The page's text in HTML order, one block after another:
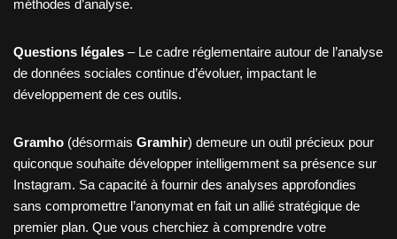
méthodes d’analyse.
Questions légales – Le cadre réglementaire autour de l’analyse
de données sociales continue d’évoluer, impactant le
développement de ces outils.
Gramho (désormais Gramhir) demeure un outil précieux pour
quiconque souhaite développer intelligemment sa présence sur
Instagram. Sa capacité à fournir des analyses approfondies
sans compromettre l’anonymat en fait un allié stratégique de
premier plan. Que vous cherchiez à comprendre votre